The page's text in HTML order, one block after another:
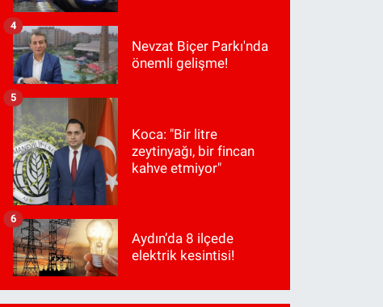
Nevzat Biçer Parkı'nda
önemli gelişme!
4
Koca: "Bir litre
zeytinyağı, bir fincan
kahve etmiyor"
5
Aydın’da 8 ilçede
elektrik kesintisi!
6